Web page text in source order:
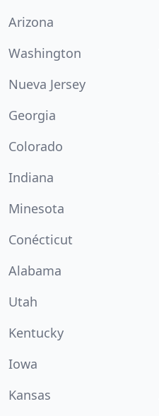
Arizona
Washington
Nueva Jersey
Georgia
Colorado
Indiana
Minesota
Conécticut
Alabama
Utah
Kentucky
Iowa
Kansas